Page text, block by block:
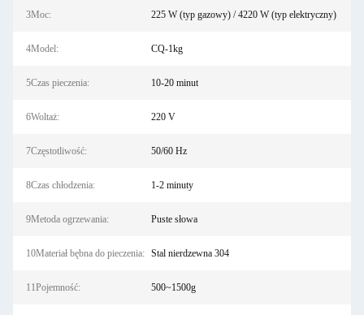
3Moc: 225 W (typ gazowy) / 4220 W (typ elektryczny)
4Model: CQ-1kg
5Czas pieczenia: 10-20 minut
6Woltaż: 220 V
7Częstotliwość: 50/60 Hz
8Czas chłodzenia: 1-2 minuty
9Metoda ogrzewania: Puste słowa
10Materiał bębna do pieczenia: Stal nierdzewna 304
11Pojemność: 500~1500g